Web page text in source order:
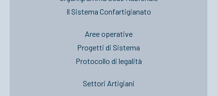
Il Sistema Confartigianato
Aree operative
Progetti di Sistema
Protocollo di legalità
Settori Artigiani